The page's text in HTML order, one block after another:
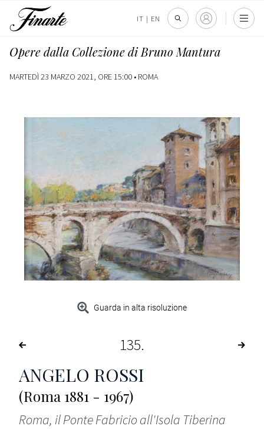
IT | EN
Opere dalla Collezione di Bruno Mantura
MARTEDÌ 23 MARZO 2021, ORE 15:00 • ROMA
Guarda in alta risoluzione
135
ANGELO ROSSI
(Roma 1881 - 1967)
Roma, il Ponte Fabricio all'Isola Tiberina